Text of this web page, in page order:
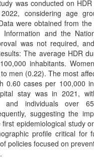
was conducted on
considering age
were obtained from
Information and the
was not required,
The average HDR
inhabitants.
men (0.22). The most
0.60 cases per 100,000
stay was in 2021,
and individuals over
suggesting the
epidemiological study
profile critical for
policies focused on